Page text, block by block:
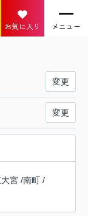
お気に入り メニュー
変更
変更
宮 /南町 /